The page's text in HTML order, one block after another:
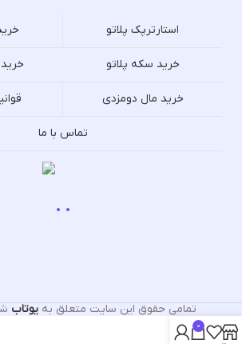
استارترپک پلاتو
خرید سکه پلاتو
خرید مال دومزدی
تماس با ما
تمامی حقوق این سایت متعلق بهیوتاب
0